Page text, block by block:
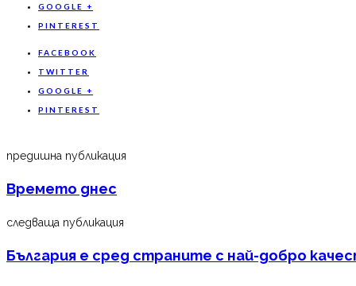
GOOGLE +
PINTEREST
FACEBOOK
TWITTER
GOOGLE +
PINTEREST
предишна публикация
Времето днес
следваща публикация
България е сред страните с най-добро